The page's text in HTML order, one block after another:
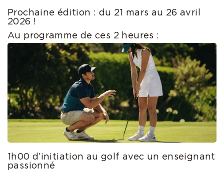
Prochaine édition : du 21 mars au 26 avril
2026 !
Au programme de ces 2 heures :
1h00 d’initiation au golf avec un enseignant
passionné